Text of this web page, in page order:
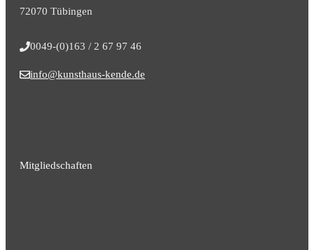
72070 Tübingen
0049-(0)163 / 2 67 97 46
info@kunsthaus-kende.de
Mitgliedschaften